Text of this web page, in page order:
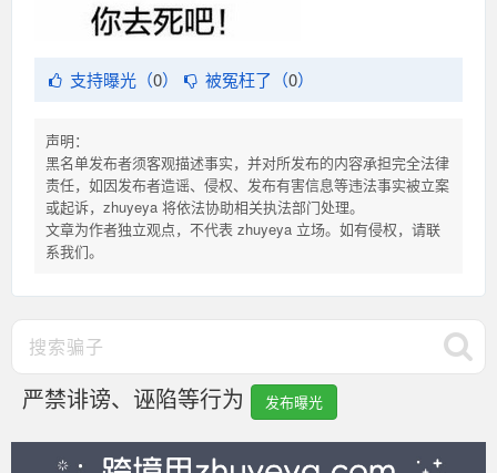
支持曝光（0） 被冤枉了（0）
声明：
黑名单发布者须客观描述事实，并对所发布的内容承担完全法律
责任，如因发布者造谣、侵权、发布有害信息等违法事实被立案
或起诉，zhuyeya 将依法协助相关执法部门处理。
文章为作者独立观点，不代表 zhuyeya 立场。如有侵权，请联
系我们。
严禁诽谤、诬陷等行为 发布曝光